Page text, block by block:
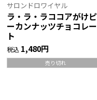
サロンドロワイヤル
ラ・ラ・ラココアがけピ
ーカンナッツチョコレー
ト
税込 1,480円
売り切れ